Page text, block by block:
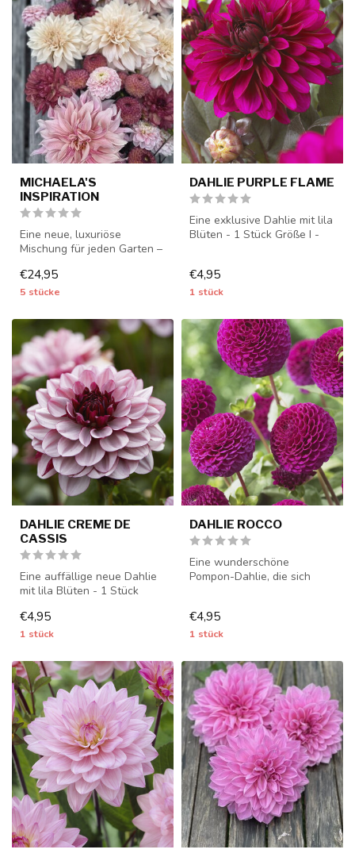
MICHAELA'S
INSPIRATION
Eine neue, luxuriöse
Mischung für jeden Garten –
werden...
€24,95
5 stücke
DAHLIE PURPLE FLAME
Eine exklusive Dahlie mit lila
Blüten - 1 Stück Größe I -
€4,95
1 stück
DAHLIE CREME DE
CASSIS
Eine auffällige neue Dahlie
mit lila Blüten - 1 Stück
€4,95
1 stück
DAHLIE ROCCO
Eine wunderschöne
Pompon-Dahlie, die sich
€4,95
1 stück